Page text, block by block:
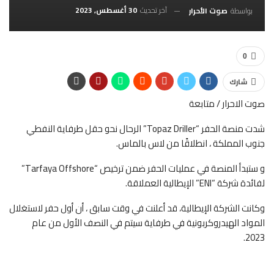
بواسطة صوت الأحرار آخر تحديث 30 أغسطس, 2023
0
شارك
صوت الاحرار / متابعة
شدت منصة الحفر “Topaz Driller” الرحال نحو حقل طرفاية النفطي
جنوب المملكة ، انطلاقًا من لاس بالماس.
و ستبدأ المنصة في عمليات الحفر ضمن ترخيص “Tarfaya Offshore”
لفائدة شركة “ENI” الإيطالية العملاقة.
وكانت الشركة الإيطالية، قد أعلنت في وقت سابق ، أن أول حفر لاستغلال
المواد الهيدروكربونية في طرفاية سيتم في النصف الأول من عام
2023.